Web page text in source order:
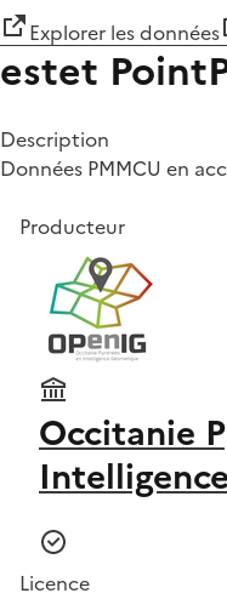
Explorer les données
estet
Description
Données PMMCU en
Producteur
Occitanie
Licence